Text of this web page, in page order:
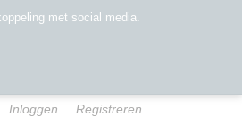
Inloggen Registreren
met social media.